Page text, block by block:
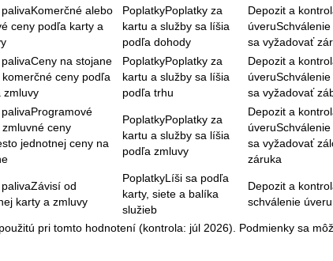
Komerčné alebo
ceny podľa karty a
PoplatkyPoplatky za
kartu a služby sa líšia
podľa dohody
Depozit a
úveru
sa vyžadovať
Ceny na stojane
komerčné ceny podľa
zmluvy
PoplatkyPoplatky za
kartu a služby sa líšia
podľa trhu
Depozit a
úveru
sa vyžadovať
Programové
ceny
jednotnej ceny na
PoplatkyPoplatky za
kartu a služby sa líšia
podľa zmluvy
Depozit a
úveru
sa vyžadovať
záruka
Závisí od
karty a zmluvy
PoplatkyLíši sa podľa
karty, siete a balíka
služieb
Depozit a
schválenie úveru
pri tomto hodnotení (kontrola: júl 2026). Podmienky sa